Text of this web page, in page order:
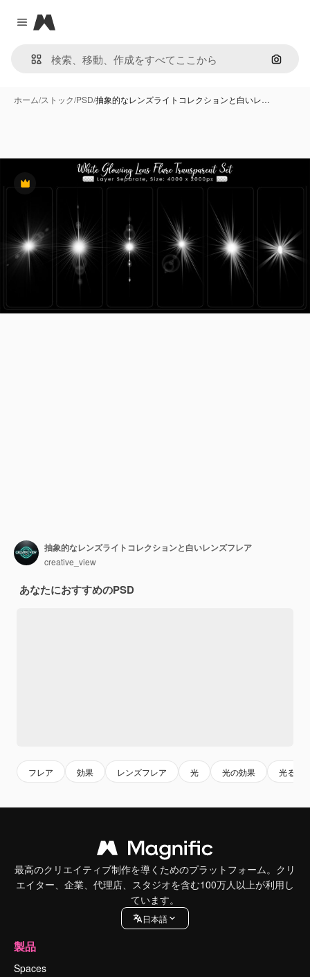
Close menu
Magnific
画像で
ホーム/ストック/PSD/抽象的なレンズライトコレクションと白いレ…
Premium
抽象的なレンズライトコレクションと白いレンズフレア
creative_view
あなたにおすすめのPSD
フレア 効果 レンズフレア 光 光の効果 光る
最高のクリエイティブ制作を導くためのプラットフォーム。クリ
エイター、企業、代理店、スタジオを含む100万人以上が利用し
ています。
日本語
製品
Spaces